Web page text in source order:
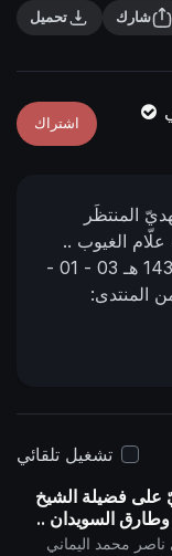
شارك تحميل
اشتراك
المنتظَر
الغيوب ..
03 - 01 -
المنتدى:
تشغيل تلقائي
على فضيلة الشيخ
وطارق السويدان ..
ناصر محمد اليماني